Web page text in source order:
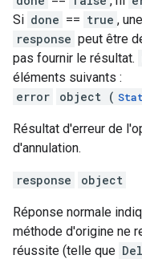
Si done == true ,
response peut être
pas fournir le résultat.
éléments suivants :
error
object (
Résultat d'erreur de
d'annulation.
response object
Réponse normale
méthode d'origine ne
réussite (telle que